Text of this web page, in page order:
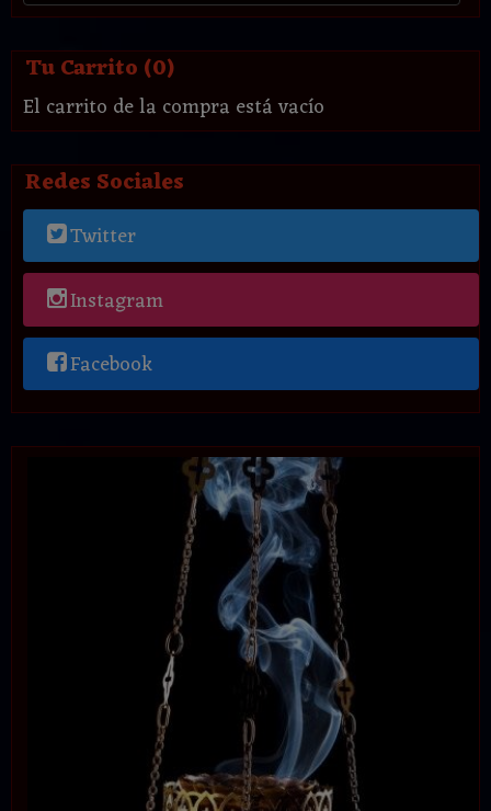
Tu Carrito (0)
El carrito de la compra está vacío
Redes Sociales
Twitter
Instagram
Facebook